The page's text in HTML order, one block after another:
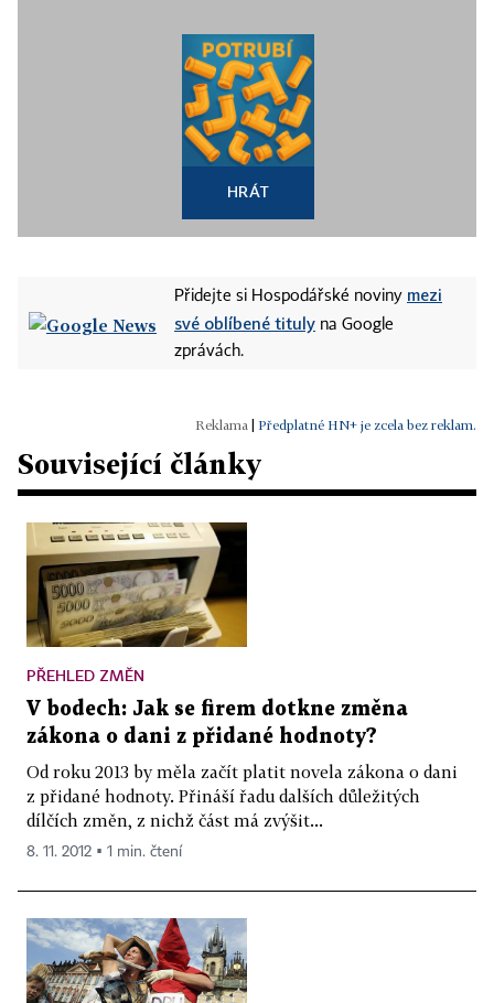
HRÁT
Přidejte si Hospodářské noviny mezi
své oblíbené tituly na Google
zprávách.
Předplatné HN+ je zcela bez reklam.
Související články
PŘEHLED ZMĚN
V bodech: Jak se firem dotkne změna
zákona o dani z přidané hodnoty?
Od roku 2013 by měla začít platit novela zákona o dani
z přidané hodnoty. Přináší řadu dalších důležitých
dílčích změn, z nichž část má zvýšit...
8. 11. 2012 ▪ 1 min. čtení